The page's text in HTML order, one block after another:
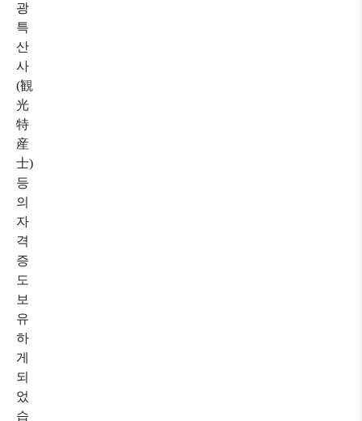
광
특
산
사
(観
光
特
産
士)
등
의
자
격
증
도
보
유
하
게
되
었
습